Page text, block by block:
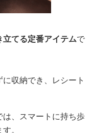
てる定番アイテムで
収納でき、レシート
、スマートに持ち歩
。